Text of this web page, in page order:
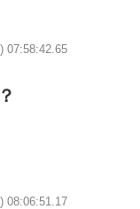
07:58:42.65
08:06:51.17